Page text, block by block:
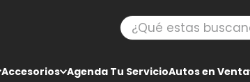
¿Qué estas buscando?
Accesorios Agenda Tu ServicioAutos en Venta